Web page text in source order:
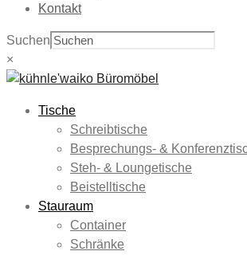
Kontakt
Suchen
×
Tische
Schreibtische
Besprechungs- &
Steh- & Loungetische
Beistelltische
Stauraum
Container
Schränke